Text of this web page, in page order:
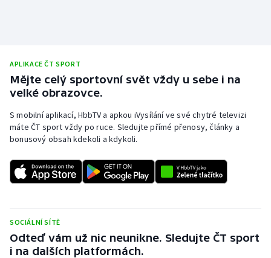
APLIKACE ČT SPORT
Mějte celý sportovní svět vždy u sebe i na
velké obrazovce.
S mobilní aplikací, HbbTV a apkou iVysílání ve své chytré televizi
máte ČT sport vždy po ruce. Sledujte přímé přenosy, články a
bonusový obsah kdekoli a kdykoli.
SOCIÁLNÍ SÍTĚ
Odteď vám už nic neunikne. Sledujte ČT sport
i na dalších platformách.